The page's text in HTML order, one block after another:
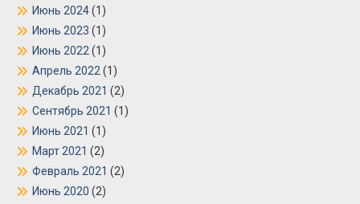
Июнь 2024(1)
Июнь 2023 (1)
Июнь 2022 (1)
Апрель 2022 (1)
Декабрь 2021 (2)
Сентябрь 2021 (1)
Июнь 2021 (1)
Март 2021 (2)
Февраль 2021 (2)
Июнь 2020 (2)